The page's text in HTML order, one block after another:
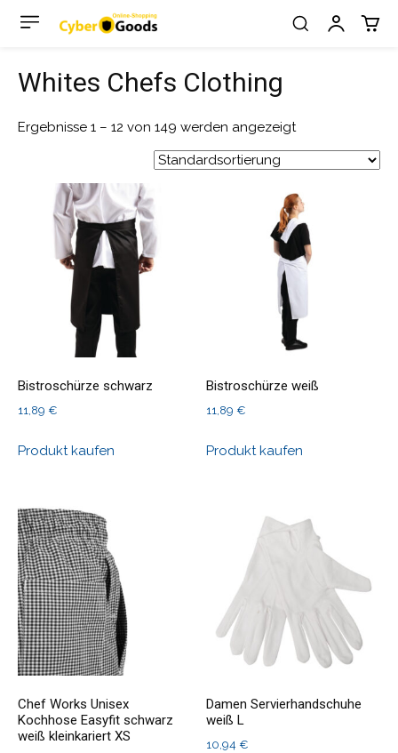
Whites Chefs Clothing
Ergebnisse 1 – 12 von 149 werden angezeigt
Bistroschürze schwarz
11,89 €
Produkt kaufen
Bistroschürze weiß
11,89€
Produkt kaufen
Chef Works Unisex
Kochhose Easyfit schwarz
weiß kleinkariert XS
Damen Servierhandschuhe
weiß L
10,94€